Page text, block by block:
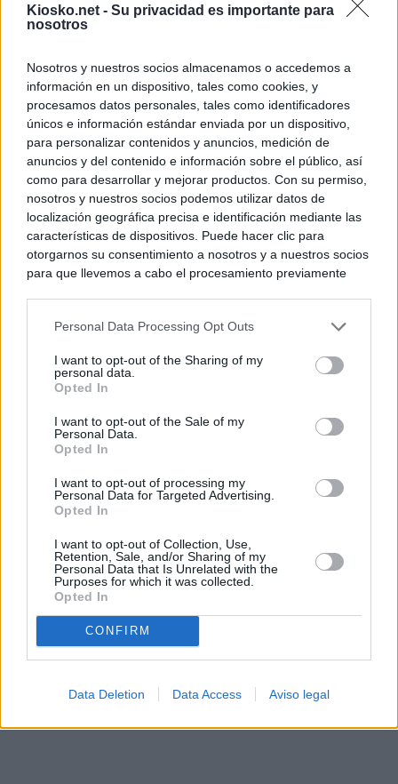
Kiosko.net - Su privacidad es importante para
nosotros
Nosotros y nuestros socios almacenamos o accedemos a
información en un dispositivo, tales como cookies, y
procesamos datos personales, tales como identificadores
únicos e información estándar enviada por un dispositivo,
para personalizar contenidos y anuncios, medición de
anuncios y del contenido e información sobre el público, así
como para desarrollar y mejorar productos. Con su permiso,
nosotros y nuestros socios podemos utilizar datos de
localización geográfica precisa e identificación mediante las
características de dispositivos. Puede hacer clic para
otorgarnos su consentimiento a nosotros y a nuestros socios
para que llevemos a cabo el procesamiento previamente
negar su consentimiento. Tenga en cuenta que algún
de su consentimiento, pero usted tiene el derecho de
rechazar tal procesamiento. Sus preferencias se aplicarán
cualquier momento entrando de nuevo en este sitio web o
visitando nuestra política de privacidad.
Personal Data Processing Opt Outs
I want to opt-out of the Sharing of my
personal data.
Opted In
I want to opt-out of the Sale of my
Personal Data.
Opted In
I want to opt-out of processing my
Personal Data for Targeted Advertising.
Opted In
I want to opt-out of Collection, Use,
Retention, Sale, and/or Sharing of my
Personal Data that Is Unrelated with the
Purposes for which it was collected.
Opted In
CONFIRM
Data Deletion Data Access Aviso legal